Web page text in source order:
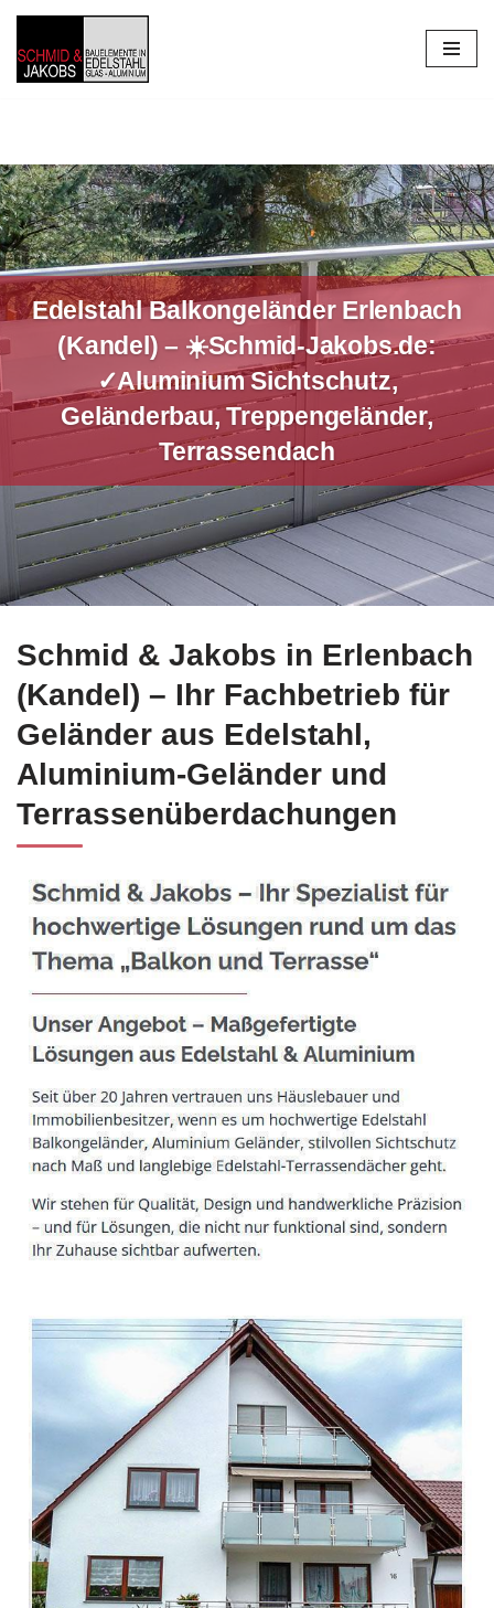
Zum
Inhalt
Edelstahl Balkongeländer Erlenbach
(Kandel) – ☀️Schmid-Jakobs.de:
✓Aluminium Sichtschutz,
Geländerbau, Treppengeländer,
Terrassendach
Sofort Edelstahl Balkongeländer inErlenbach(Kandel)
Schmid & Jakobs in Erlenbach
(Kandel) – Ihr Fachbetrieb für
Geländer aus Edelstahl,
Aluminium-Geländer und
Terrassenüberdachungen